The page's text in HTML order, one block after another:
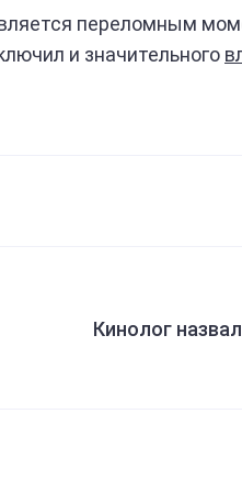
переломным
и значительного
Кинолог